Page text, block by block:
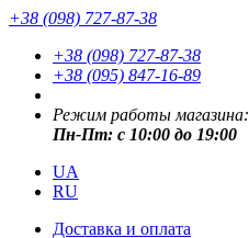
+38 (098) 727-87-38
+38 (098) 727-87-38
+38 (095) 847-16-89
Режим работы магазина:
Пн-Пт: с 10:00 до 19:00
UA
RU
Доставка и оплата